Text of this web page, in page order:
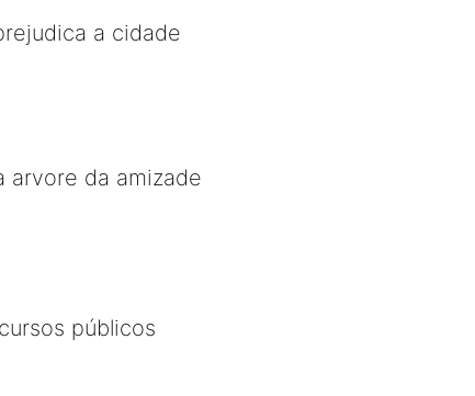
a cidade
arvore da amizade
públicos